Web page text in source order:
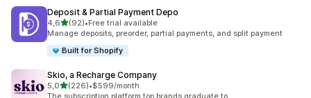
Deposit & Partial Payment Depo
4,6z 5 hvězd
(92)
Celkový počet recenzí: 92
•Free trial available
Manage deposits, preorder, partial payments, and split payment
Built for Shopify
Skio, a Recharge Company
5,0z 5 hvězd
(226)
Celkový počet recenzí: 226
•$599/month
The subscription platform top brands graduate to.